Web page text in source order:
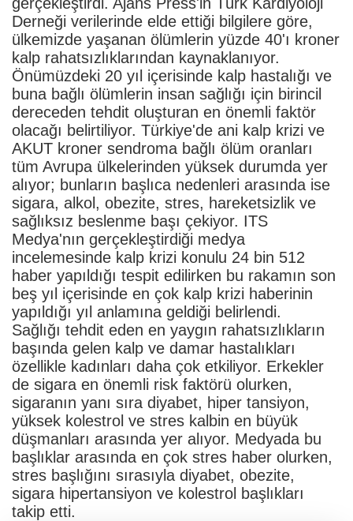
Derneği verilerinde elde ettiği bilgilere göre,
ülkemizde yaşanan ölümlerin yüzde 40'ı kroner
kalp rahatsızlıklarından kaynaklanıyor.
Önümüzdeki 20 yıl içerisinde kalp hastalığı ve
buna bağlı ölümlerin insan sağlığı için birincil
dereceden tehdit oluşturan en önemli faktör
olacağı belirtiliyor. Türkiye'de ani kalp krizi ve
AKUT kroner sendroma bağlı ölüm oranları
tüm Avrupa ülkelerinden yüksek durumda yer
alıyor; bunların başlıca nedenleri arasında ise
sigara, alkol, obezite, stres, hareketsizlik ve
sağlıksız beslenme başı çekiyor. ITS
Medya'nın gerçekleştirdiği medya
incelemesinde kalp krizi konulu 24 bin 512
haber yapıldığı tespit edilirken bu rakamın son
beş yıl içerisinde en çok kalp krizi haberinin
yapıldığı yıl anlamına geldiği belirlendi.
Sağlığı tehdit eden en yaygın rahatsızlıkların
başında gelen kalp ve damar hastalıkları
özellikle kadınları daha çok etkiliyor. Erkekler
de sigara en önemli risk faktörü olurken,
sigaranın yanı sıra diyabet, hiper tansiyon,
yüksek kolestrol ve stres kalbin en büyük
düşmanları arasında yer alıyor. Medyada bu
başlıklar arasında en çok stres haber olurken,
stres başlığını sırasıyla diyabet, obezite,
sigara hipertansiyon ve kolestrol başlıkları
takip etti.